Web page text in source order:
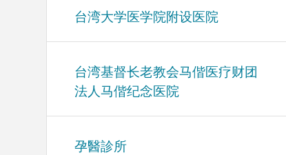
台湾大学医学院附设医院
台湾基督长老教会马偕医疗财团
法人马偕纪念医院
孕醫診所